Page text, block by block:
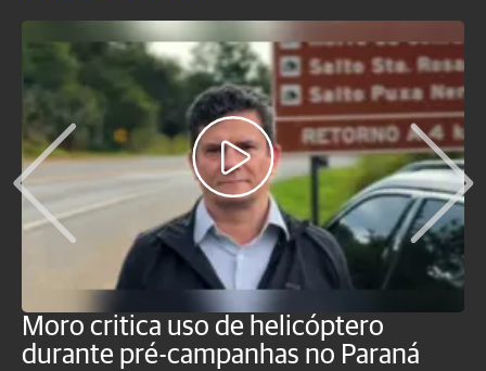
Moro critica uso de helicóptero
durante pré-campanhas no Paraná